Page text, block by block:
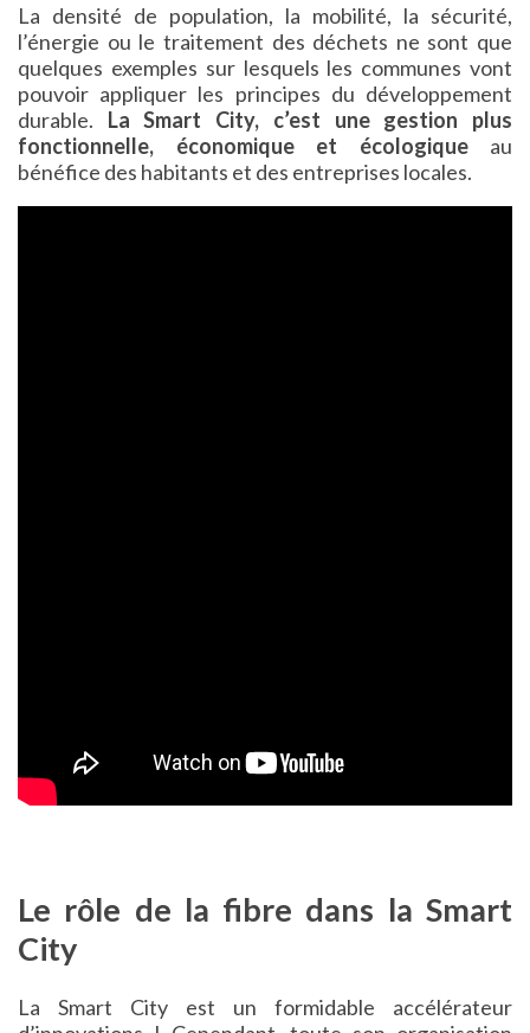
La densité de population, la mobilité, la sécurité,
l’énergie ou le traitement des déchets ne sont que
quelques exemples sur lesquels les communes vont
pouvoir appliquer les principes du développement
durable. La Smart City, c’est une gestion plus
fonctionnelle, économique et écologiqueau
bénéfice des habitants et des entreprises locales.
Le rôle de la fibre dans la Smart
City
La Smart City est un formidable accélérateur